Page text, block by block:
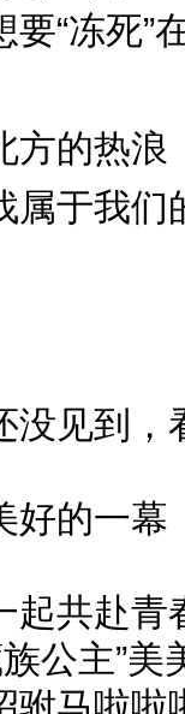
“冻死”
方的热浪
属于我们
没见到，
好的一幕
起共赴青
族公主”